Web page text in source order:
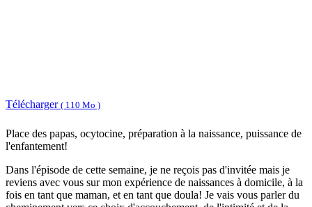
Télécharger ( 110 Mo )
Place des papas, ocytocine, préparation à la naissance, puissance de
l'enfantement!
Dans l'épisode de cette semaine, je ne reçois pas d'invitée mais je
reviens avec vous sur mon expérience de naissances à domicile, à la
fois en tant que maman, et en tant que doula! Je vais vous parler du